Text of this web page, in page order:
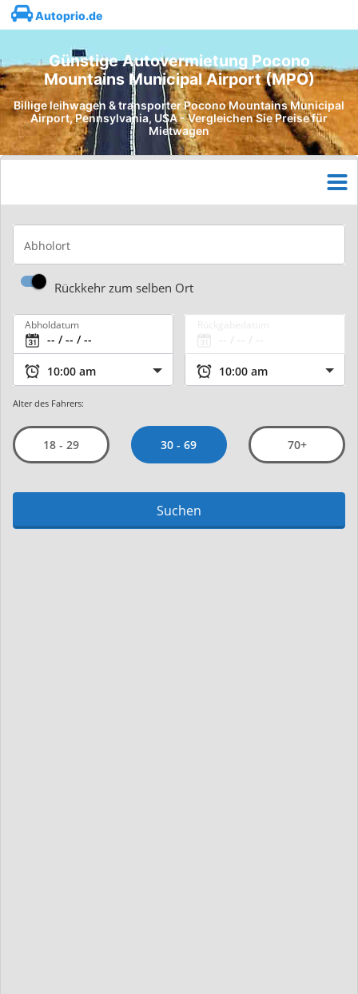
Autoprio.de
Günstige Autovermietung Pocono
Mountains Municipal Airport (MPO)
Billige leihwagen & transporter Pocono Mountains Municipal
Airport, Pennsylvania, USA - Vergleichen Sie Preise für
Mietwagen
Abholort
Rückkehr zum selben Ort
Abholdatum
Alter des Fahrers:
18 - 29 30 - 69 70+
Suchen